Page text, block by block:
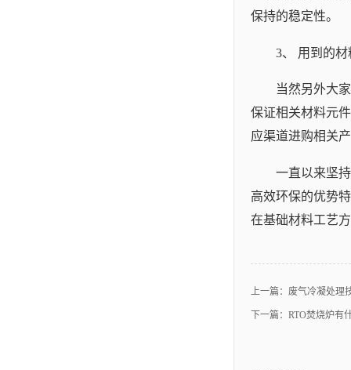
保持的稳定性。
3、 用到的
当然另外大
保证相关材料元
应渠道进购相关
一直以来坚
高效环保的优势
在基础材料工艺
上一篇： 废气冷凝处理
下一篇： RTO焚烧炉有